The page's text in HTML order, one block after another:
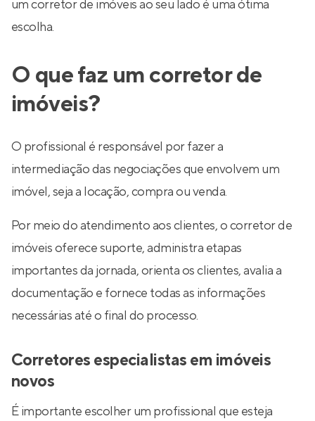
um corretor de imóveis ao seu lado é uma ótima
escolha.
O que faz um corretor de
imóveis?
O profissional é responsável por fazer a
intermediação das negociações que envolvem um
imóvel, seja a locação, compra ou venda.
Por meio do atendimento aos clientes, o corretor de
imóveis oferece suporte, administra etapas
importantes da jornada, orienta os clientes, avalia a
documentação e fornece todas as informações
necessárias até o final do processo.
Corretores especialistas em imóveis
novos
É importante escolher um profissional que esteja